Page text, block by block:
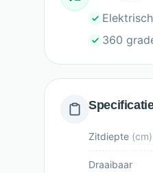
360
Zitdiepte (cm)
Draaibaar